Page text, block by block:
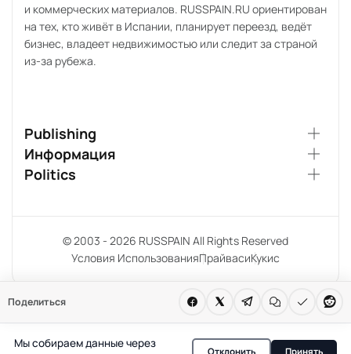
Поделиться
и коммерческих материалов. RUSSPAIN.RU ориентирован
на тех, кто живёт в Испании, планирует переезд, ведёт
бизнес, владеет недвижимостью или следит за страной
из-за рубежа.
Publishing
Информация
Politics
© 2003 - 2026 RUSSPAIN All Rights Reserved
Условия ИспользованияПрайвасиКукис
Мы собираем данные через
Отклонить Принять